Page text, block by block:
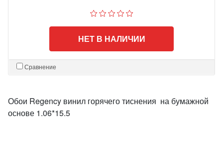
НЕТ В НАЛИЧИИ
Сравнение
Обои Regency винил горячего тиснения на бумажной
основе 1.06*15.5